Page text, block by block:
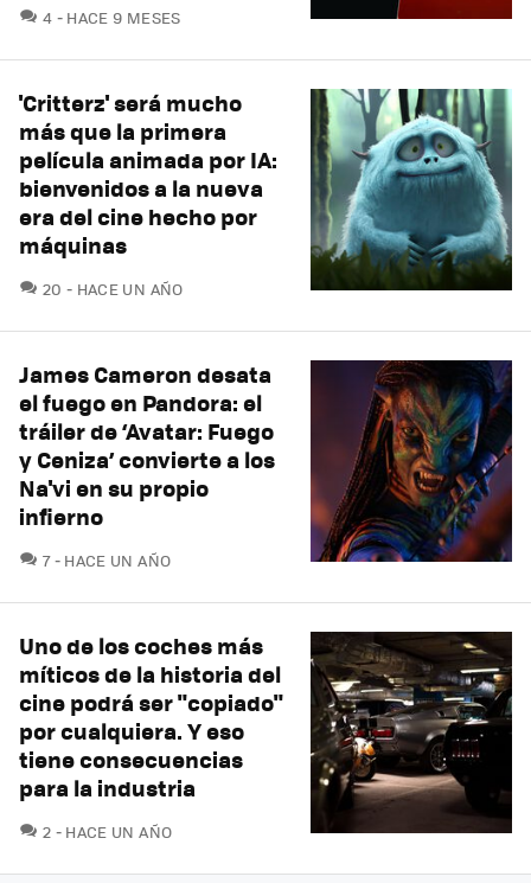
4 COMENTARIOS
HACE 9 MESES
'Critterz' será mucho
más que la primera
película animada por IA:
bienvenidos a la nueva
era del cine hecho por
máquinas
20 COMENTARIOS
HACE UN AÑO
James Cameron desata
el fuego en Pandora: el
tráiler de ‘Avatar: Fuego
y Ceniza’ convierte a los
Na'vi en su propio
infierno
7COMENTARIOS
HACE UN AÑO
Uno de los coches más
míticos de la historia del
cine podrá ser "copiado"
por cualquiera. Y eso
tiene consecuencias
para la industria
2 COMENTARIOS
HACE UN AÑO